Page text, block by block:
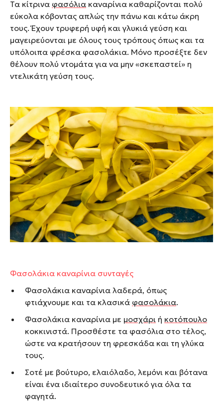
Τα κίτρινα φασόλια καναρίνια καθαρίζονται πολύ
εύκολα κόβοντας απλώς την πάνω και κάτω άκρη
τους. Έχουν τρυφερή υφή και γλυκιά γεύση και
μαγειρεύονται με όλους τους τρόπους όπως και τα
υπόλοιπα φρέσκα φασολάκια. Μόνο προσέξτε δεν
θέλουν πολύ ντομάτα για να μην «σκεπαστεί» η
ντελικάτη γεύση τους.
Φασολάκια καναρίνια συνταγές
Φασολάκια καναρίνια λαδερά, όπως
φτιάχνουμε και τα κλασικά φασολάκια.
Φασολάκια καναρίνια με μοσχάρι ή κοτόπουλο
κοκκινιστά. Προσθέστε τα φασόλια στο τέλος,
ώστε να κρατήσουν τη φρεσκάδα και τη γλύκα
τους.
Σοτέ με βούτυρο, ελαιόλαδο, λεμόνι και βότανα
είναι ένα ιδιαίτερο συνοδευτικό για όλα τα
φαγητά.